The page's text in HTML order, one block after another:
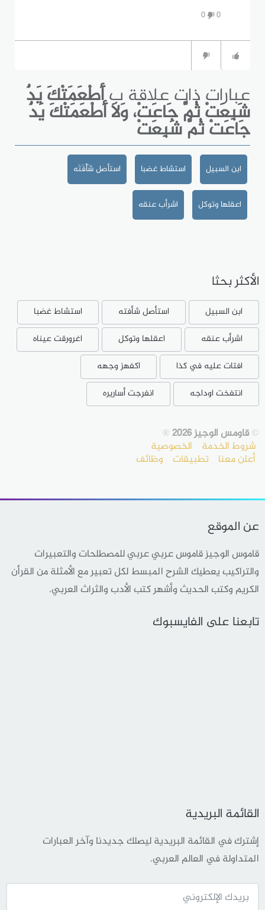
0
0
عبارات ذات علاقة بأَطْعَمَتْكَ يَدٌ
شَبِعَتْ ثُمَّ جَاعَتْ، وَلاَ أَطْعَمَتْكَ يَدٌ
جَاعَتْ ثُمَّ شَبِعَتْ
ابن السبيل استشاط غضبا استأصل شَأْفَتَه
اعقلها وتوكل اشرأب عنقه
الأكثر بحثا
ابن السبيل استأصل شأفته
استشاط غضبا
اشرأب عنقه
اعقلها وتوكل
اغرورقت عيناه
افتات عليه في كذا
اكفهز وجهه
انتفخت اوداجه
انفرجت أساريره
©قاومس الوجيز 2026 ®
شروط الخدمة الخصوصية
أعلن معنا تطبيقات وظائف
عن الموقع
قاموس الوجيز قاموس عربي عربي للمصطلحات والتعبيرات
والتراكيب يعطيك الشرح المبسط لكل تعبير مع الأمثلة من القرأن
الكريم وكتب الحديث وأشهر كتب الأدب والثراث العربي.
تابعنا على الفايسبوك
القائمة البريدية
إشترك في القائمة البريدية ليصلك جديدنا وآخر العبارات
المتداولة في العالم العربي.